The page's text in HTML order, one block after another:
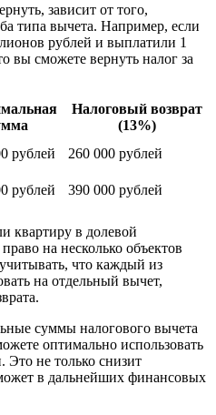
зависит от того,
типа вычета. Например, если
рублей и выплатили 1
вы сможете вернуть налог за
Налоговый возврат
(13%)
рублей
260 000 рублей
рублей 390 000 рублей
квартиру в долевой
на несколько объектов
что каждый из
на отдельный вычет,
суммы налогового вычета
оптимально использовать
Это не только снизит
в дальнейших финансовых